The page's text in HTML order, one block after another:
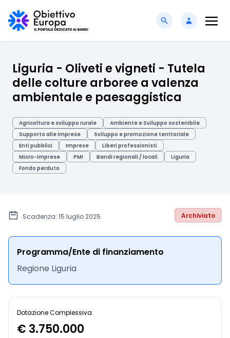
Liguria - Oliveti e vigneti - Tutela
delle colture arboree a valenza
ambientale e paesaggistica
Agricoltura e sviluppo rurale
Ambiente e Sviluppo sostenibile
Supporto alle imprese
Sviluppo e promozione territoriale
Enti pubblici
Imprese
Liberi professionisti
Micro-imprese
PMI Bandi regionali / locali
Liguria
Fondo perduto
Scadenza: 15 luglio 2025 Archiviato
Programma/Ente di finanziamento
Regione Liguria
Dotazione Complessiva
€ 3.750.000